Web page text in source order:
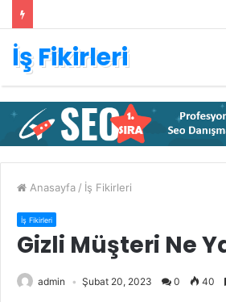
İş Fikirleri
Anasayfa / İş Fikirleri
İş Fikirleri
Gizli Müşteri Ne
admin Şubat 20, 2023 0 40